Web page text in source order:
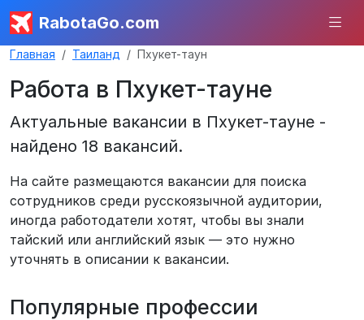
RabotaGo.com
Главная Таиланд Пхукет-таун
Работа в Пхукет-тауне
Актуальные вакансии в Пхукет-тауне -
найдено 18 вакансий.
На сайте размещаются вакансии для поиска
сотрудников среди русскоязычной аудитории,
иногда работодатели хотят, чтобы вы знали
тайский или английский язык — это нужно
уточнять в описании к вакансии.
Популярные профессии